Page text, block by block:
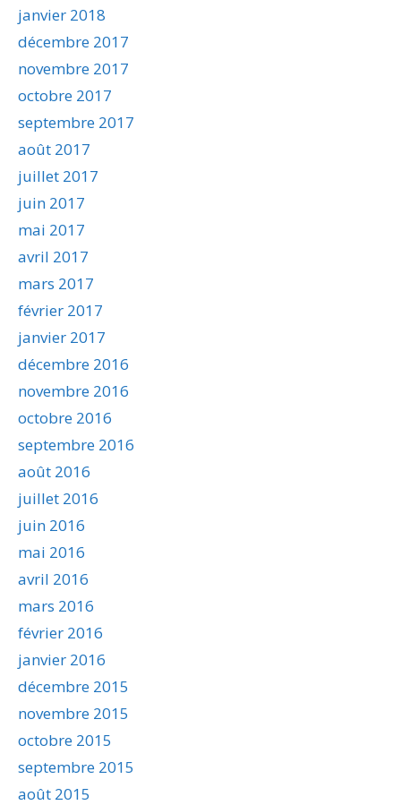
janvier 2018
décembre 2017
novembre 2017
octobre 2017
septembre 2017
août 2017
juillet 2017
juin 2017
mai 2017
avril 2017
mars 2017
février 2017
janvier 2017
décembre 2016
novembre 2016
octobre 2016
septembre 2016
août 2016
juillet 2016
juin 2016
mai 2016
avril 2016
mars 2016
février 2016
janvier 2016
décembre 2015
novembre 2015
octobre 2015
septembre 2015
août 2015